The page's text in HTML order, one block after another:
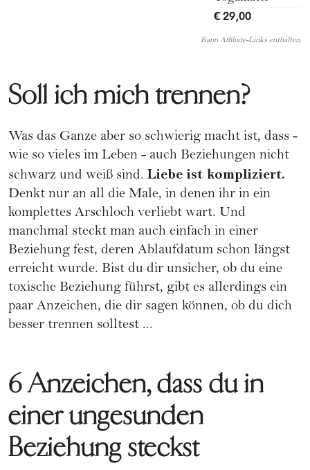
€ 29,00
Kann Affiliate-Links enthalten.
Soll ich mich trennen?
Was das Ganze aber so schwierig macht ist, dass -
wie so vieles im Leben - auch Beziehungen nicht
schwarz und weiß sind. Liebe ist kompliziert.
Denkt nur an all die Male, in denen ihr in ein
komplettes Arschloch verliebt wart. Und
manchmal steckt man auch einfach in einer
Beziehung fest, deren Ablaufdatum schon längst
erreicht wurde. Bist du dir unsicher, ob du eine
toxische Beziehung führst, gibt es allerdings ein
paar Anzeichen, die dir sagen können, ob du dich
besser trennen solltest ...
6 Anzeichen, dass du in
einer ungesunden
Beziehung steckst